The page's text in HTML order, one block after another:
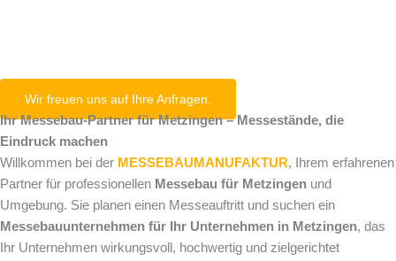
Wir freuen uns auf Ihre Anfragen.
Ihr Messebau-Partner für Metzingen – Messestände, die
Eindruck machen
Willkommen bei der MESSEBAUMANUFAKTUR, Ihrem erfahrenen
Partner für professionellen Messebau für Metzingen und
Umgebung. Sie planen einen Messeauftritt und suchen ein
Messebauunternehmen für Ihr Unternehmen in Metzingen, das
Ihr Unternehmen wirkungsvoll, hochwertig und zielgerichtet